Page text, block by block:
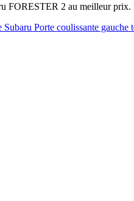
FORESTER 2 au meilleur prix.
Subaru Porte coulissante gauche